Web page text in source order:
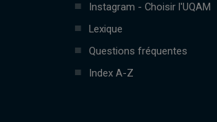
Instagram - Choisir l'UQAM
Lexique
Questions fréquentes
Index A-Z